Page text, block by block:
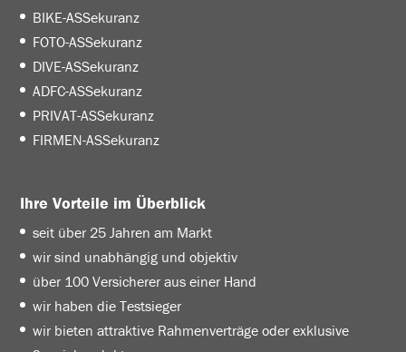
BIKE-ASSekuranz
FOTO-ASSekuranz
DIVE-ASSekuranz
ADFC-ASSekuranz
PRIVAT-ASSekuranz
FIRMEN-ASSekuranz
Ihre Vorteile im Überblick
seit über 25 Jahren am Markt
wir sind unabhängig und objektiv
über 100 Versicherer aus einer Hand
wir haben die Testsieger
wir bieten attraktive Rahmenverträge oder exklusive